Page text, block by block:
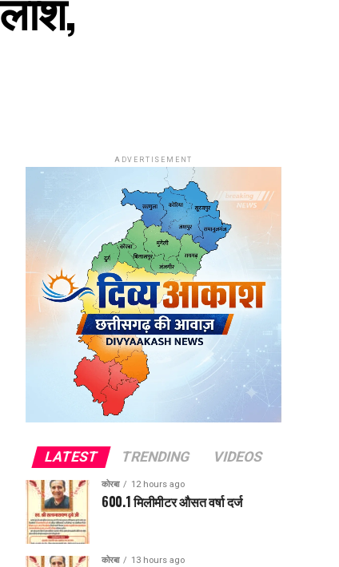
ADVERTISEMENT
LATEST TRENDING VIDEOS
कोरबा 12 hours ago
600.1 मिलीमीटर औसत वर्षा दर्ज
कोरबा 13 hours ago